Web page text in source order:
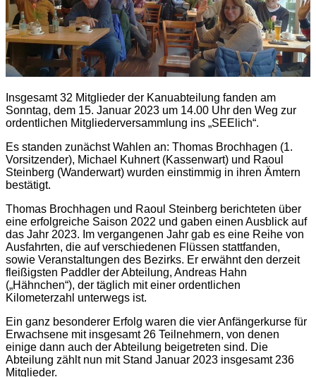
Insgesamt 32 Mitglieder der Kanuabteilung fanden am
Sonntag, dem 15. Januar 2023 um 14.00 Uhr den Weg zur
ordentlichen Mitgliederversammlung ins „SEElich“.
Es standen zunächst Wahlen an: Thomas Brochhagen (1.
Vorsitzender), Michael Kuhnert (Kassenwart) und Raoul
Steinberg (Wanderwart) wurden einstimmig in ihren Ämtern
bestätigt.
Thomas Brochhagen und Raoul Steinberg berichteten über
eine erfolgreiche Saison 2022 und gaben einen Ausblick auf
das Jahr 2023. Im vergangenen Jahr gab es eine Reihe von
Ausfahrten, die auf verschiedenen Flüssen stattfanden,
sowie Veranstaltungen des Bezirks. Er erwähnt den derzeit
fleißigsten Paddler der Abteilung, Andreas Hahn
(„Hähnchen“), der täglich mit einer ordentlichen
Kilometerzahl unterwegs ist.
Ein ganz besonderer Erfolg waren die vier Anfängerkurse für
Erwachsene mit insgesamt 26 Teilnehmern, von denen
einige dann auch der Abteilung beigetreten sind. Die
Abteilung zählt nun mit Stand Januar 2023 insgesamt 236
Mitglieder.